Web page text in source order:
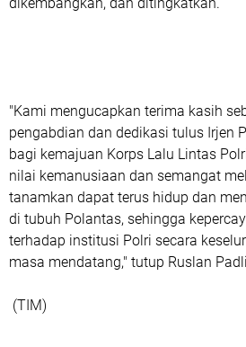
"Kami mengucapkan terima kasih
pengabdian dan dedikasi tulus Irjen
bagi kemajuan Korps Lalu Lintas
nilai kemanusiaan dan semangat
tanamkan dapat terus hidup dan
di tubuh Polantas, sehingga
terhadap institusi Polri secara
masa mendatang," tutup Ruslan
(TIM)